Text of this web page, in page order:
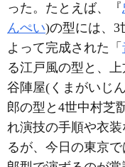
った。たとえば、『
んぺい)の型には、3
よって完成された「
る江戸風の型と、
谷陣屋(くまがいじ
郎の型と4世中村芝
れ演技の手順や衣
るが、今日の東京